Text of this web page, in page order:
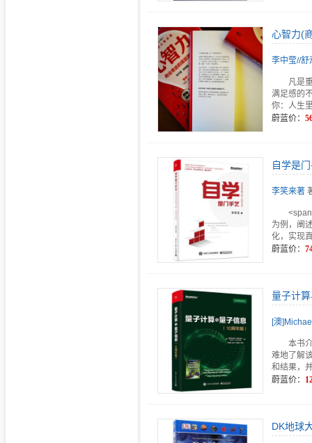
心智力(
李中莹//舒
凡是
满足感的
你：人生
蔚蓝价：
自学是
李笑来著
为例，阐
化，实现
蔚蓝价：
量子计
[澳
本书
难地了解
和结果，
蔚蓝价：
DK地球